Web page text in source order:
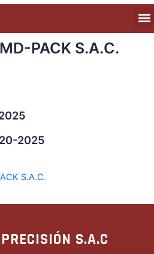
PACK S.A.C.
2025
S.A.C.
S.A.C